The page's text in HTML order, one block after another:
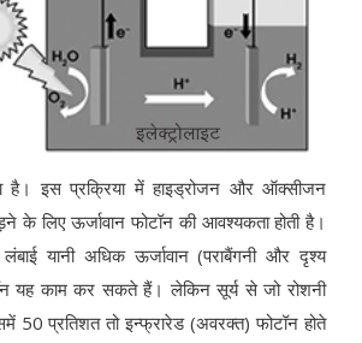
है। इस प्रक्रिया में हाइड्रोजन और ऑक्सीजन
लिए ऊर्जावान फोटॉन की आवश्यकता होती है।
यानी अधिक ऊर्जावान (पराबैंगनी और दृश्य
यह काम कर सकते हैं। लेकिन सूर्य से जो रोशनी
50 प्रतिशत तो इन्फ्रारेड (अवरक्त) फोटॉन होते